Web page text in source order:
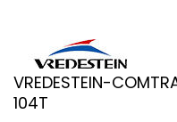
VREDESTEIN-
104T